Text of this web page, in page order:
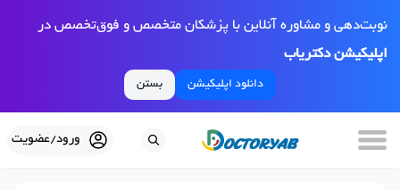
نوبت‌دهی و مشاوره آنلاین با پزشکان متخصص و فوق‌تخصص در
اپلیکیشن دکتریاب
دانلود اپلیکیشن بستن
ورود/عضویت